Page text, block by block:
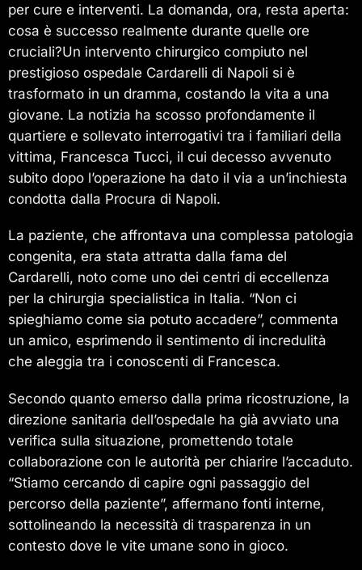
per cure e interventi. La domanda, ora, resta aperta:
cosa è successo realmente durante quelle ore
cruciali?Un intervento chirurgico compiuto nel
prestigioso ospedale Cardarelli di Napoli si è
trasformato in un dramma, costando la vita a una
giovane. La notizia ha scosso profondamente il
quartiere e sollevato interrogativi tra i familiari della
vittima, Francesca Tucci, il cui decesso avvenuto
subito dopo l’operazione ha dato il via a un’inchiesta
condotta dalla Procura di Napoli.
La paziente, che affrontava una complessa patologia
congenita, era stata attratta dalla fama del
Cardarelli, noto come uno dei centri di eccellenza
per la chirurgia specialistica in Italia. “Non ci
spieghiamo come sia potuto accadere”, commenta
un amico, esprimendo il sentimento di incredulità
che aleggia tra i conoscenti di Francesca.
Secondo quanto emerso dalla prima ricostruzione, la
direzione sanitaria dell’ospedale ha già avviato una
verifica sulla situazione, promettendo totale
collaborazione con le autorità per chiarire l’accaduto.
“Stiamo cercando di capire ogni passaggio del
percorso della paziente”, affermano fonti interne,
sottolineando la necessità di trasparenza in un
contesto dove le vite umane sono in gioco.